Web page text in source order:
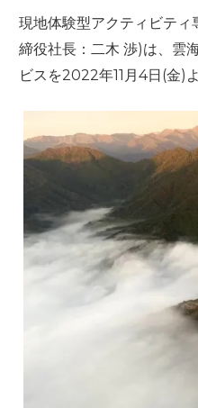
現地体験型アクティビテ
締役社長：二木 渉)は、雲
ビスを2022年11月4日(金)